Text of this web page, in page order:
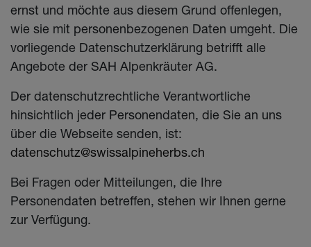
ernst und möchte aus diesem Grund offenlegen,
wie sie mit personenbezogenen Daten umgeht. Die
vorliegende Datenschutzerklärung betrifft alle
Angebote der SAH Alpenkräuter AG.
Der datenschutzrechtliche Verantwortliche
hinsichtlich jeder Personendaten, die Sie an uns
über die Webseite senden, ist:
datenschutz@swissalpineherbs.ch
Bei Fragen oder Mitteilungen, die Ihre
Personendaten betreffen, stehen wir Ihnen gerne
zur Verfügung.